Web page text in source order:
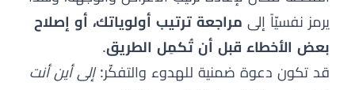
يرمز نفسيّاً إلى مراجعة ترتيب أولوياتك، أو إصلاح
بعض الأخطاء قبل أن تُكمِل الطريق.
قد تكون دعوة ضمنية للهدوء والتفكّر:إلى أين أنت